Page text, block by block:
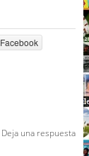
Facebook
Deja una respuesta